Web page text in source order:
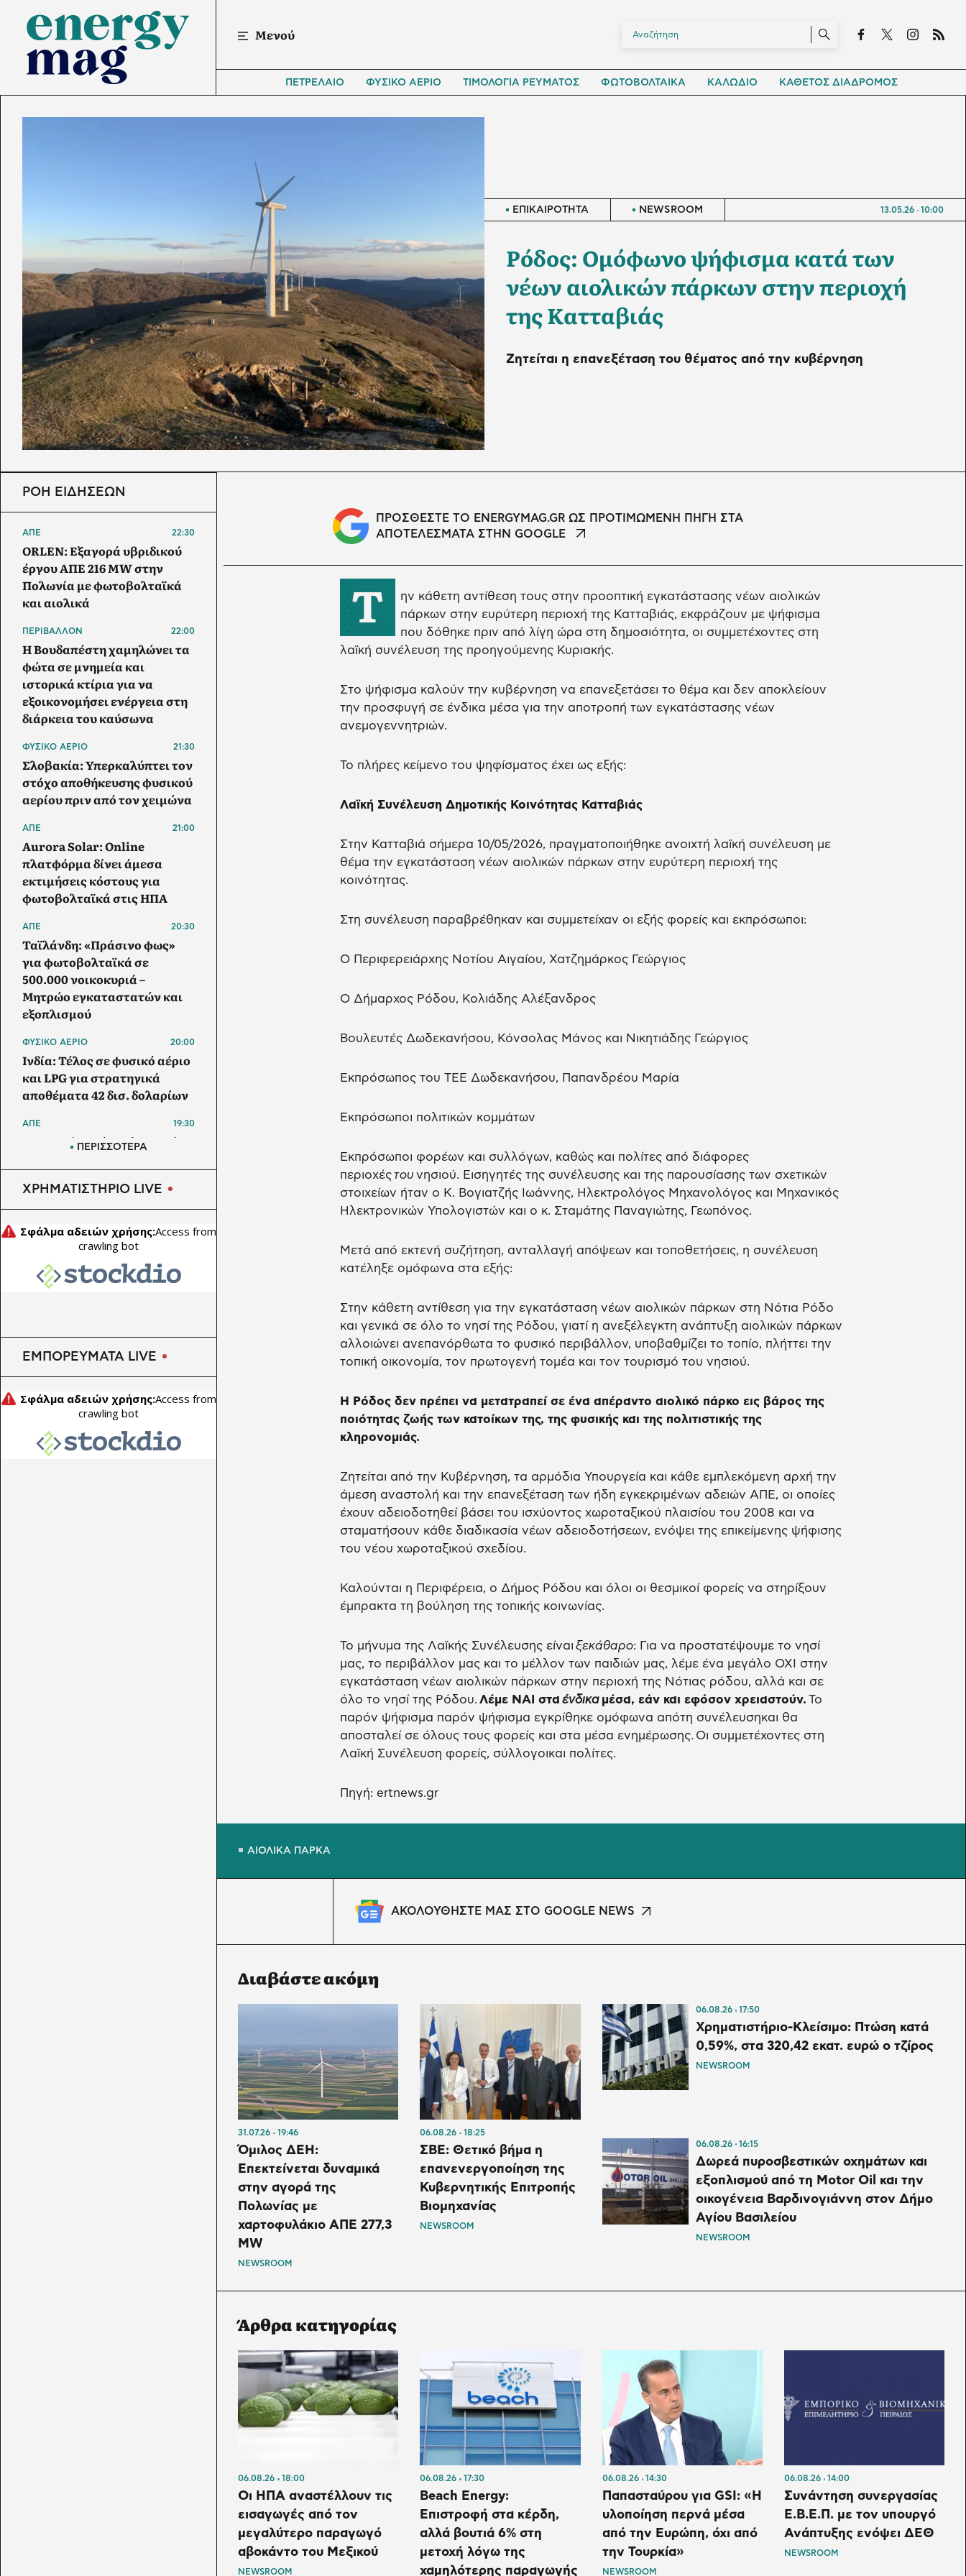
Μενού
ΠΕΤΡΕΛΑΙΟ ΦΥΣΙΚΟ ΑΕΡΙΟ ΤΙΜΟΛΟΓΙΑ ΡΕΥΜΑΤΟΣ ΦΩΤΟΒΟΛΤΑΙΚΑ ΚΑΛΩΔΙΟ ΚΑΘΕΤΟΣ ΔΙΑΔΡΟΜΟΣ
ΕΠΙΚΑΙΡΟΤΗΤΑ NEWSROOM 13.05.26 10:00
Ρόδος: Ομόφωνο ψήφισμα κατά των
νέων αιολικών πάρκων στην περιοχή
της Κατταβιάς
Ζητείται η επανεξέταση του θέματος από την κυβέρνηση
ΠΡΟΣΘΕΣΤΕ ΤΟ ENERGYMAG.GR ΩΣ ΠΡΟΤΙΜΩΜΕΝΗ ΠΗΓΗ ΣΤΑ
ΑΠΟΤΕΛΕΣΜΑΤΑ ΣΤΗΝ GOOGLE
Τ
ην κάθετη αντίθεση τους στην προοπτική εγκατάστασης νέων αιολικών
πάρκων στην ευρύτερη περιοχή της Κατταβιάς, εκφράζουν με ψήφισμα
που δόθηκε πριν από λίγη ώρα στη δημοσιότητα, οι συμμετέχοντες στη
λαϊκή συνέλευση της προηγούμενης Κυριακής.
Στο ψήφισμα καλούν την κυβέρνηση να επανεξετάσει το θέμα και δεν αποκλείουν
την προσφυγή σε ένδικα μέσα για την αποτροπή των εγκατάστασης νέων
ανεμογεννητριών.
Το πλήρες κείμενο του ψηφίσματος έχει ως εξής:
Λαϊκή Συνέλευση Δημοτικής Κοινότητας Κατταβιάς
Στην Κατταβιά σήμερα 10/05/2026, πραγματοποιήθηκε ανοιχτή λαϊκή συνέλευση με
θέμα την εγκατάσταση νέων αιολικών πάρκων στην ευρύτερη περιοχή της
κοινότητας.
Στη συνέλευση παραβρέθηκαν και συμμετείχαν οι εξής φορείς και εκπρόσωποι:
Ο Περιφερειάρχης Νοτίου Αιγαίου, Χατζημάρκος Γεώργιος
Ο Δήμαρχος Ρόδου, Κολιάδης Αλέξανδρος
Βουλευτές Δωδεκανήσου, Κόνσολας Μάνος και Νικητιάδης Γεώργιος
Εκπρόσωπος του ΤΕΕ Δωδεκανήσου, Παπανδρέου Μαρία
Εκπρόσωποι πολιτικών κομμάτων
Εκπρόσωποι φορέων και συλλόγων, καθώς και πολίτες από διάφορες
περιοχέςτου νησιού. Εισηγητές της συνέλευσης και της παρουσίασης των σχετικών
στοιχείων ήταν ο Κ. Βογιατζής Ιωάννης, Ηλεκτρολόγος Μηχανολόγος και Μηχανικός
Ηλεκτρονικών Υπολογιστών και ο κ. Σταμάτης Παναγιώτης, Γεωπόνος.
Μετά από εκτενή συζήτηση, ανταλλαγή απόψεων και τοποθετήσεις, η συνέλευση
κατέληξε ομόφωνα στα εξής:
Στην κάθετη αντίθεση για την εγκατάσταση νέων αιολικών πάρκων στη Νότια Ρόδο
και γενικά σε όλο το νησί της Ρόδου, γιατί η ανεξέλεγκτη ανάπτυξη αιολικών πάρκων
αλλοιώνει ανεπανόρθωτα το φυσικό περιβάλλον, υποβαθμίζει το τοπίο, πλήττει την
τοπική οικονομία, τον πρωτογενή τομέα και τον τουρισμό του νησιού.
Η Ρόδος δεν πρέπει να μετατραπεί σε ένα απέραντο αιολικό πάρκο εις βάρος της
ποιότητας ζωής των κατοίκων της, της φυσικής και της πολιτιστικής της
κληρονομιάς.
Ζητείται από την Κυβέρνηση, τα αρμόδια Υπουργεία και κάθε εμπλεκόμενη αρχή την
άμεση αναστολή και την επανεξέταση των ήδη εγκεκριμένων αδειών ΑΠΕ, οι οποίες
έχουν αδειοδοτηθεί βάσει του ισχύοντος χωροταξικού πλαισίου του 2008 και να
σταματήσουν κάθε διαδικασία νέων αδειοδοτήσεων, ενόψει της επικείμενης ψήφισης
του νέου χωροταξικού σχεδίου.
Καλούνται η Περιφέρεια, ο Δήμος Ρόδου και όλοι οι θεσμικοί φορείς να στηρίξουν
έμπρακτα τη βούληση της τοπικής κοινωνίας.
Το μήνυμα της Λαϊκής Συνέλευσης είναι ξεκάθαρο: Για να προστατέψουμε το νησί
μας, το περιβάλλον μας και το μέλλον των παιδιών μας, λέμε ένα μεγάλο ΟΧΙ στην
εγκατάσταση νέων αιολικών πάρκων στην περιοχή της Νότιας ρόδου, αλλά και σε
όλο το νησί της Ρόδου. Λέμε ΝΑΙ στα ένδικα μέσα, εάν και εφόσον χρειαστούν. Το
παρόν ψήφισμα παρόν ψήφισμα εγκρίθηκε ομόφωνα απότη συνέλευσηκαι θα
αποσταλεί σε όλους τους φορείς και στα μέσα ενημέρωσης. Οι συμμετέχοντες στη
Λαϊκή Συνέλευση φορείς, σύλλογοικαι πολίτες.
Πηγή: ertnews.gr
ΑΙΟΛΙΚΑ ΠΑΡΚΑ
ΑΚΟΛΟΥΘΗΣΤΕ ΜΑΣ ΣΤΟ GOOGLE NEWS
Διαβάστε ακόμη
31.07.26 19:46
Όμιλος ΔΕΗ:
Επεκτείνεται δυναμικά
στην αγορά της
Πολωνίας με
χαρτοφυλάκιο ΑΠΕ 277,3
MW
NEWSROOM
06.08.26 18:25
ΣΒΕ: Θετικό βήμα η
επανενεργοποίηση της
Κυβερνητικής Επιτροπής
Βιομηχανίας
NEWSROOM
06.08.26 17:50
Χρηματιστήριο-Κλείσιμο: Πτώση κατά
0,59%, στα 320,42 εκατ. ευρώ ο τζίρος
NEWSROOM
06.08.26 16:15
Δωρεά πυροσβεστικών οχημάτων και
εξοπλισμού από τη Motor Oil και την
οικογένεια Βαρδινογιάννη στον Δήμο
Αγίου Βασιλείου
NEWSROOM
Άρθρα κατηγορίας
06.08.26 18:00
Οι ΗΠΑ αναστέλλουν τις
εισαγωγές από τον
μεγαλύτερο παραγωγό
αβοκάντο του Μεξικού
NEWSROOM
06.08.26 17:30
Beach Energy:
Επιστροφή στα κέρδη,
αλλά βουτιά 6% στη
μετοχή λόγω της
χαμηλότερης παραγωγής
06.08.26 14:30
Παπασταύρου για GSI: «Η
υλοποίηση περνά μέσα
από την Ευρώπη, όχι από
την Τουρκία»
NEWSROOM
06.08.26 14:00
Συνάντηση συνεργασίας
Ε.Β.Ε.Π. με τον υπουργό
Ανάπτυξης ενόψει ΔΕΘ
NEWSROOM
ΡΟΗ ΕΙΔΗΣΕΩΝ
ΑΠΕ 22:30
ORLEN: Εξαγορά υβριδικού
έργου ΑΠΕ 216 MW στην
Πολωνία με φωτοβολταϊκά
και αιολικά
ΠΕΡΙΒΑΛΛΟΝ 22:00
Η Βουδαπέστη χαμηλώνει τα
φώτα σε μνημεία και
ιστορικά κτίρια για να
εξοικονομήσει ενέργεια στη
διάρκεια του καύσωνα
ΦΥΣΙΚΟ ΑΕΡΙΟ 21:30
Σλοβακία: Υπερκαλύπτει τον
στόχο αποθήκευσης φυσικού
αερίου πριν από τον χειμώνα
ΑΠΕ 21:00
Aurora Solar: Online
πλατφόρμα δίνει άμεσα
εκτιμήσεις κόστους για
φωτοβολταϊκά στις ΗΠΑ
ΑΠΕ 20:30
Ταϊλάνδη: «Πράσινο φως»
για φωτοβολταϊκά σε
500.000 νοικοκυριά –
Μητρώο εγκαταστατών και
εξοπλισμού
ΦΥΣΙΚΟ ΑΕΡΙΟ 20:00
Ινδία: Τέλος σε φυσικό αέριο
και LPG για στρατηγικά
αποθέματα 42 δισ. δολαρίων
ΑΠΕ 19:30
Μπανγκλαντές: Πάνω από 1
στέγες – Στα 5,5 GW ο στόχος
έως το 2030
Το Nissan Qashqai με το νέο
σύστημα e-POWER κατακτά
ρεκόρ Guinness
ΠΕΡΙΣΣΟΤΕΡΑ
ΧΡΗΜΑΤΙΣΤΗΡΙΟ LIVE
ΕΜΠΟΡΕΥΜΑΤΑ LIVE